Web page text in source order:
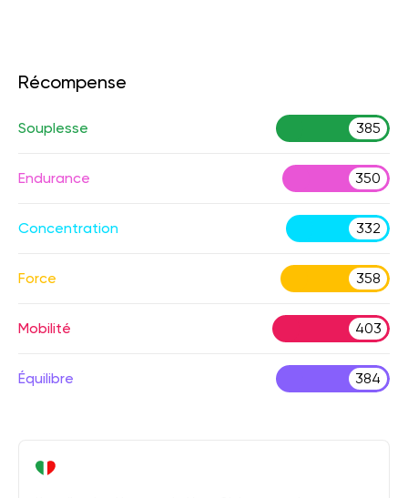
Récompense
Souplesse 385
Endurance 350
Concentration 332
Force 358
Mobilité 403
Équilibre 384